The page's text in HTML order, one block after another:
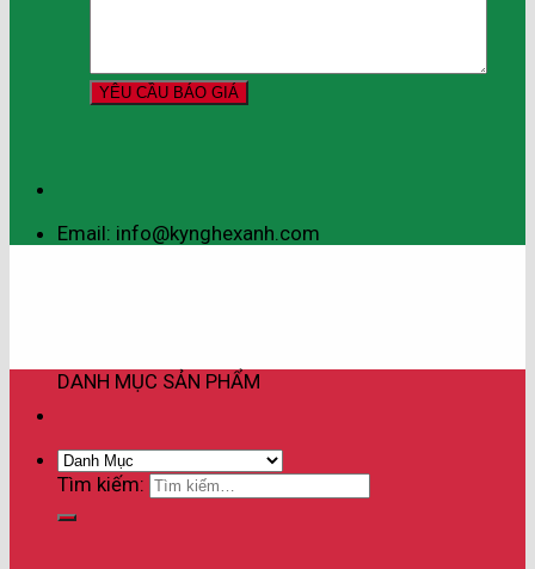
Email: info@kynghexanh.com
Tìm kiếm:
DANH MỤC SẢN PHẨM